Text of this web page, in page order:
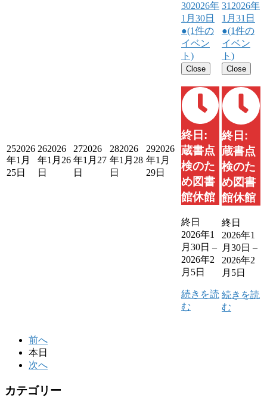
252026
年1月
25日
262026
年1月26
日
272026
年1月27
日
282026
年1月28
日
292026
年1月
29日
302026年
1月30日
●(1件の
イベン
ト)
Close
終日:
蔵書点
検のた
め図書
館休館
終日
2026年1
月30日 –
2026年2
月5日
続きを読
む
31 2026年
1月31日
●(1件の
イベン
ト)
Close
終日:
蔵書点
検のた
め図書
館休館
終日
2026年1
月30日 –
2026年2
月5日
続きを読
む
前へ
本日
次へ
カテゴリー